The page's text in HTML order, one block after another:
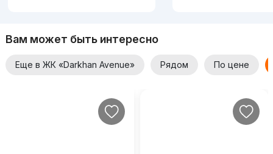
Вам может быть интересно
Еще в ЖК «Darkhan Avenue» Рядом По цене